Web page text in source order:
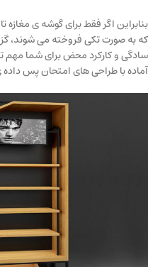
بنابراین اگر فقط برای گوشه ی مغازه
که به صورت تکی فروخته می شوند،
سادگی و کارکرد محض برای شما مهم
آماده با طراحی های امتحان پس